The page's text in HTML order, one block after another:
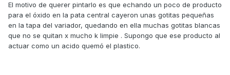
El motivo de querer pintarlo es que echando un poco de producto
para el óxido en la pata central cayeron unas gotitas pequeñas
en la tapa del variador, quedando en ella muchas gotitas blancas
que no se quitan x mucho k limpie . Supongo que ese producto al
actuar como un acido quemó el plastico.